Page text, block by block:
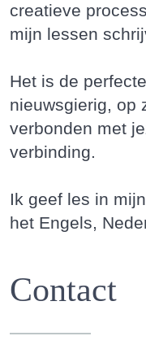
creatieve
mijn lessen
Het is de
nieuwsgierig, op
verbonden met
verbinding.
Ik geef les in
het Engels,
Contact